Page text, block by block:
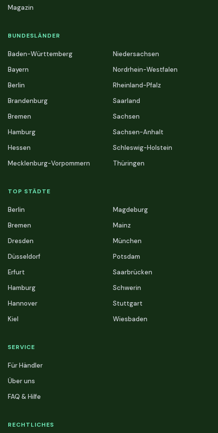
Magazin
BUNDESLÄNDER
Baden-Württemberg
Bayern
Berlin
Brandenburg
Bremen
Hamburg
Hessen
Mecklenburg-Vorpommern
Niedersachsen
Nordrhein-Westfalen
Rheinland-Pfalz
Saarland
Sachsen
Sachsen-Anhalt
Schleswig-Holstein
Thüringen
TOP STÄDTE
Berlin
Bremen
Dresden
Düsseldorf
Erfurt
Hamburg
Hannover
Kiel
Magdeburg
Mainz
München
Potsdam
Saarbrücken
Schwerin
Stuttgart
Wiesbaden
SERVICE
Für Händler
Über uns
FAQ & Hilfe
RECHTLICHES